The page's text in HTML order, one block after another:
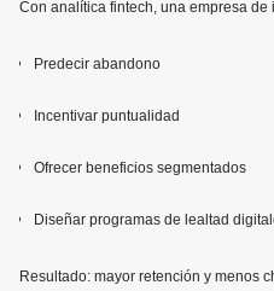
Con analítica fintech, una empresa de
Predecir abandono
Incentivar puntualidad
Ofrecer beneficios segmentados
Diseñar programas de lealtad
Resultado: mayor retención y menos